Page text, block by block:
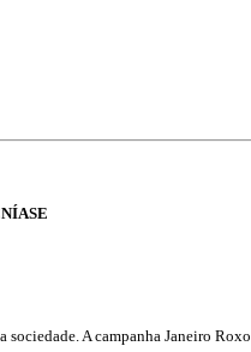
sociedade. A campanha Janeiro